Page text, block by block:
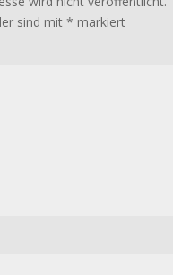
sind mit * markiert